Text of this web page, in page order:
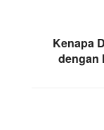
Kenapa
dengan